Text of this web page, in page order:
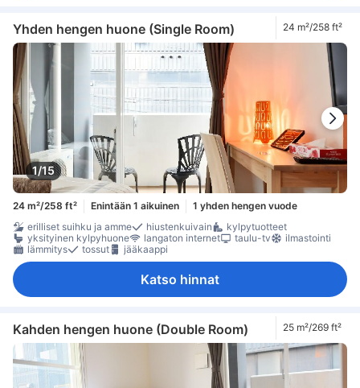
Yhden hengen huone (Single Room) 24 m²/258 ft²
1/15
24 m²/258 ft² Enintään 1 aikuinen
1 yhden hengen vuode
erilliset suihku ja amme
hiustenkuivain
kylpytuotteet
yksityinen kylpyhuone
langaton internet taulu-tv
ilmastointi
lämmitys
tossut jääkaappi
Katso hinnat
Kahden hengen huone (Double Room) 25 m²/269 ft²